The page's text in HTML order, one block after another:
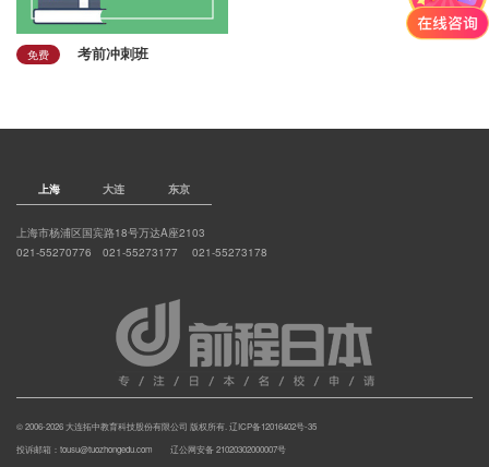
免费 考前冲刺班
上海 大连 东京
上海市杨浦区国宾路18号万达A座2103
021-55270776 021-55273177 021-55273178
© 2006-2026 大连拓中教育科技股份有限公司 版权所有. 辽ICP备12016402号-35
投诉邮箱：tousu@tuozhongedu.com 辽公网安备 21020302000007号